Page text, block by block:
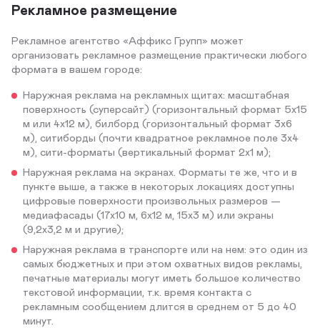
Рекламное размещение
Рекламное агентство «Аффикс Групп» может
организовать рекламное размещение практически любого
формата в вашем городе:
Наружная реклама на рекламных щитах: масштабная
поверхность (суперсайт) (горизонтальный формат 5х15
м или 4х12 м), билборд (горизонтальный формат 3х6
м), ситиборды (почти квадратное рекламное поле 3х4
м), сити-форматы (вертикальный формат 2х1 м);
Наружная реклама на экранах. Форматы те же, что и в
пункте выше, а также в некоторых локациях доступны
цифровые поверхности произвольных размеров —
медиафасады (17х10 м, 6х12 м, 15х3 м) или экраны
(9,2х3,2 м и другие);
Наружная реклама в транспорте или на нем: это один из
самых бюджетных и при этом охватных видов рекламы,
печатные материалы могут иметь большое количество
текстовой информации, т.к. время контакта с
рекламным сообщением длится в среднем от 5 до 40
минут.